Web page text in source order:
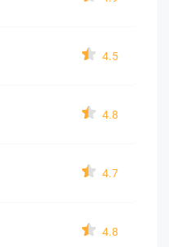
4.5
4.8
4.7
4.8